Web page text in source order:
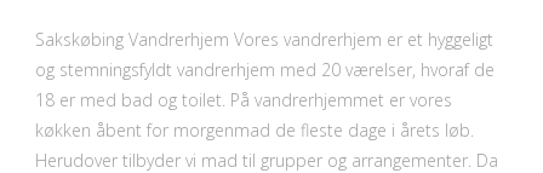
Sakskøbing Vandrerhjem Vores vandrerhjem er et hyggeligt
og stemningsfyldt vandrerhjem med 20 værelser, hvoraf de
18 er med bad og toilet. På vandrerhjemmet er vores
køkken åbent for morgenmad de fleste dage i årets løb.
Herudover tilbyder vi mad til grupper og arrangementer. Da